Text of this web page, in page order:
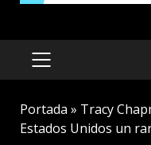
PRIMARY
MENU
Portada » Tracy
Estados Unidos un